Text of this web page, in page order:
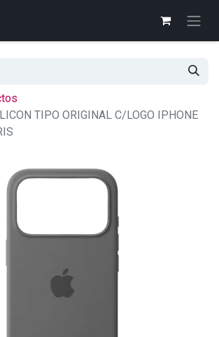
TIPO ORIGINAL C/LOGO IPHONE